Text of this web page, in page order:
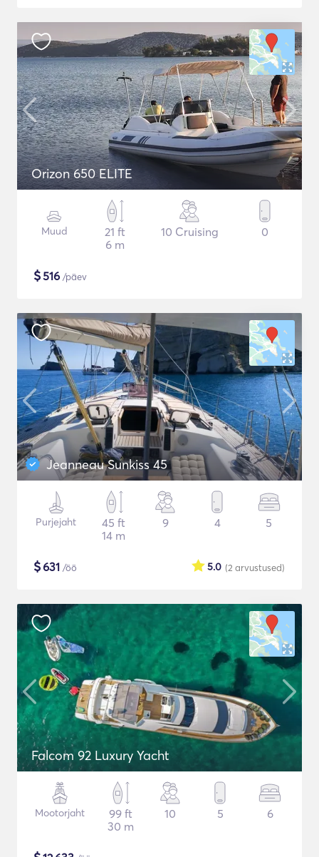
Orizon 650 ELITE
Muud
21 ft
6 m
10 Cruising 0
$516 /päev
Jeanneau Sunkiss 45
Purjejaht
45 ft
14 m
9 4 5
$631 /öö (2 arvustused)
5.0
Falcom 92 Luxury Yacht
Mootorjaht
99 ft
30 m
10 5 6